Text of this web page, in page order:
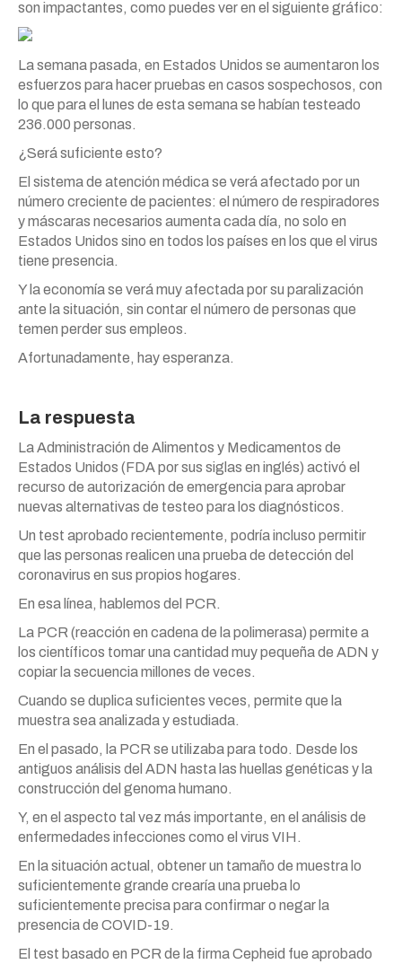
son impactantes, como puedes ver en el siguiente gráfico:
La semana pasada, en Estados Unidos se aumentaron los
esfuerzos para hacer pruebas en casos sospechosos, con
lo que para el lunes de esta semana se habían testeado
236.000 personas.
¿Será suficiente esto?
El sistema de atención médica se verá afectado por un
número creciente de pacientes: el número de respiradores
y máscaras necesarios aumenta cada día, no solo en
Estados Unidos sino en todos los países en los que el virus
tiene presencia.
Y la economía se verá muy afectada por su paralización
ante la situación, sin contar el número de personas que
temen perder sus empleos.
Afortunadamente, hay esperanza.
La respuesta
La Administración de Alimentos y Medicamentos de
Estados Unidos (FDA por sus siglas en inglés) activó el
recurso de autorización de emergencia para aprobar
nuevas alternativas de testeo para los diagnósticos.
Un test aprobado recientemente, podría incluso permitir
que las personas realicen una prueba de detección del
coronavirus en sus propios hogares.
En esa línea, hablemos del PCR.
La PCR (reacción en cadena de la polimerasa) permite a
los científicos tomar una cantidad muy pequeña de ADN y
copiar la secuencia millones de veces.
Cuando se duplica suficientes veces, permite que la
muestra sea analizada y estudiada.
En el pasado, la PCR se utilizaba para todo. Desde los
antiguos análisis del ADN hasta las huellas genéticas y la
construcción del genoma humano.
Y, en el aspecto tal vez más importante, en el análisis de
enfermedades infecciones como el virus VIH.
En la situación actual, obtener un tamaño de muestra lo
suficientemente grande crearía una prueba lo
suficientemente precisa para confirmar o negar la
presencia de COVID-19.
El test basado en PCR de la firma Cepheid fue aprobado